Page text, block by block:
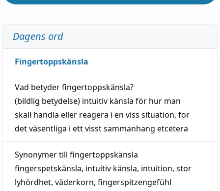
Dagens ord
Fingertoppskänsla
Vad betyderfingertoppskänsla?
(bildlig betydelse) intuitiv känsla för hur man
skall handla eller reagera i en viss situation, för
det väsentliga i ett visstsammanhang etcetera
Synonymer till fingertoppskänsla
fingerspetskänsla, intuitiv känsla, intuition, stor
lyhördhet, väderkorn, fingerspitzengefühl